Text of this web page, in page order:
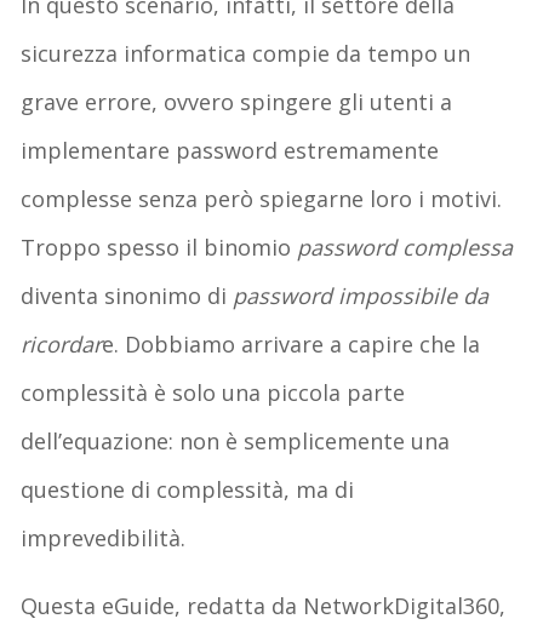
sicurezza informatica compie da tempo un
grave errore, ovvero spingere gli utenti a
implementare password estremamente
complesse senza però spiegarne loro i motivi.
Troppo spesso il binomio password complessa
diventa sinonimo di password impossibile da
ricordare. Dobbiamo arrivare a capire che la
complessità è solo una piccola parte
dell’equazione: non è semplicemente una
questione di complessità, ma di
imprevedibilità.
Questa eGuide, redatta da NetworkDigital360,